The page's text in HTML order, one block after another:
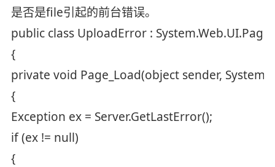
是否是file引起的前台错误。
public class UploadError : System.Web.UI.Page
{
private void Page_Load(object sender,
{
Exception ex = Server.GetLastError();
if (ex != null)
{